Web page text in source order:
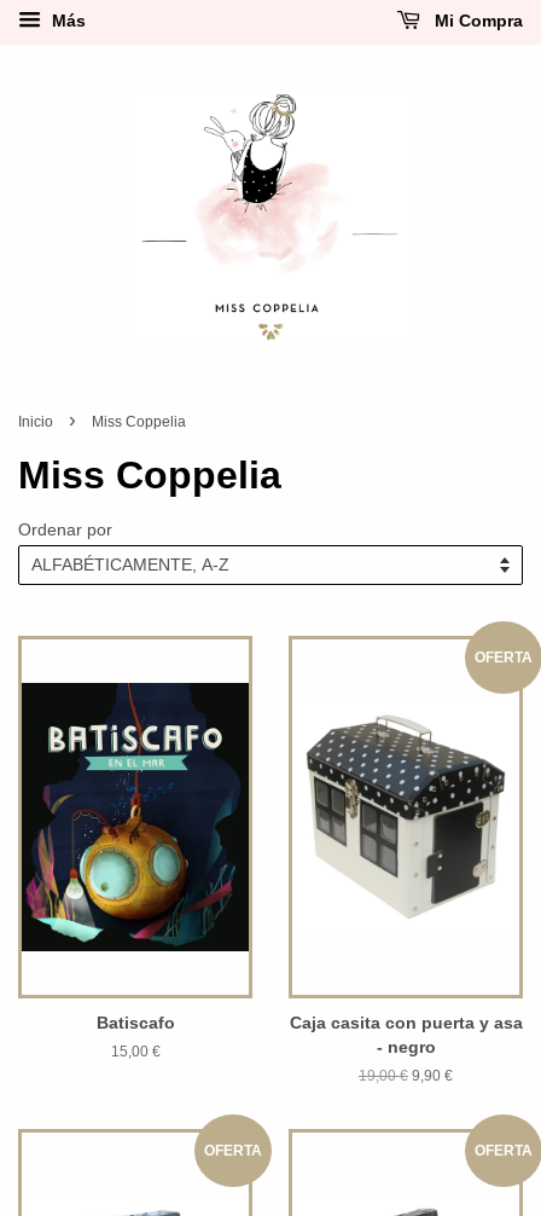
Más Mi Compra
Inicio › Miss Coppelia
Miss Coppelia
Ordenar por
Batiscafo
15,00 €
OFERTA
Caja casita con puerta y asa
- negro
19,00 € 9,90 €
OFERTA OFERTA